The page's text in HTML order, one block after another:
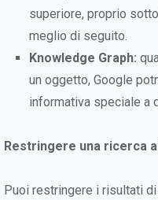
superiore, proprio
meglio di seguito.
Knowledge Graph:
un oggetto, Google
informativa speciale a
Restringere una ricerca
Puoi restringere i risultati